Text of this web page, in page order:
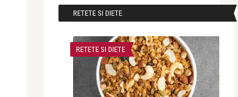
RETETE SI DIETE
RETETE SI DIETE